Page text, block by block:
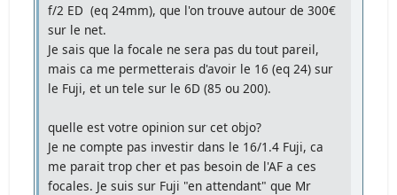
f/2 ED (eq 24mm), que l'on trouve autour de 300€
sur le net.
Je sais que la focale ne sera pas du tout pareil,
mais ca me permetterais d'avoir le 16 (eq 24) sur
le Fuji, et un tele sur le 6D (85 ou 200).
quelle est votre opinion sur cet objo?
Je ne compte pas investir dans le 16/1.4 Fuji, ca
me parait trop cher et pas besoin de l'AF a ces
focales. Je suis sur Fuji "en attendant" que Mr